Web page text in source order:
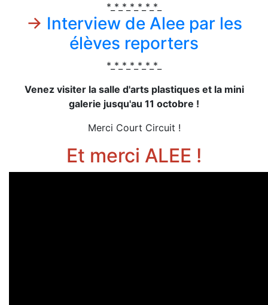
*_*_*_*_*_*_*_
→ Interview de Alee par les
élèves reporters
*_*_*_*_*_*_*_
Venez visiter la salle d'arts plastiques et la mini
galerie jusqu'au 11 octobre !
Merci Court Circuit !
Et merci ALEE !